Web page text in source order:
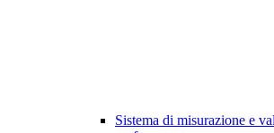
Sistema di misurazione e